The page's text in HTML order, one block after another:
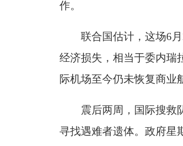
作。
联合国估计，这场6
经济损失，相当于委内瑞
际机场至今仍未恢复商业
震后两周，国际搜救
寻找遇难者遗体。政府星